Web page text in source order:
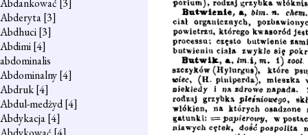
Abdankować [3]
Abderyta[3]
Abdhuci[3]
Abdimi[4]
abdominalis
Abdominalny[4]
Abdruk[4]
Abdul-medżyd[4]
Abdykacja[4]